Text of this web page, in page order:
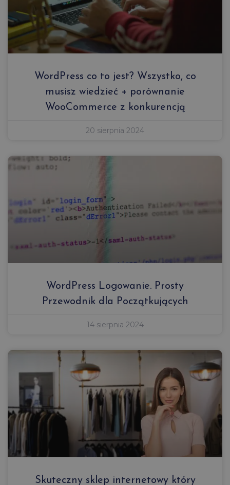
WordPress co to jest? Wszystko, co
musisz wiedzieć + porównanie
WooCommerce z konkurencją
20 sierpnia 2024
WordPress Logowanie. Prosty
Przewodnik dla Początkujących
14 sierpnia 2024
Skuteczny sklep internetowy który